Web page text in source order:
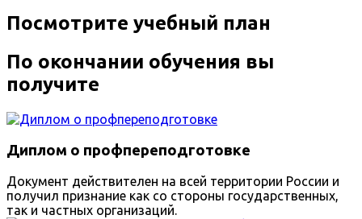
Посмотрите учебный план
По окончании обучения вы
получите
Диплом о профпереподготовке
Документ действителен на всей территории России и
получил признание как со стороны государственных,
так и частных организаций.